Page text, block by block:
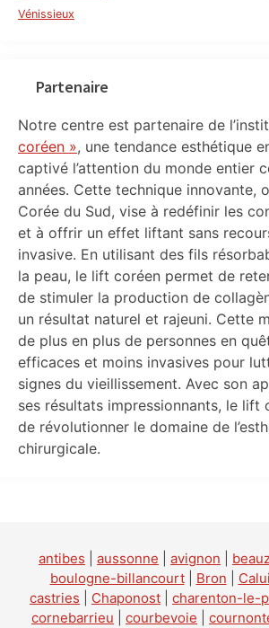
Vénissieux
Partenaire
Notre centre est partenaire de
coréen », une tendance esthétique
captivé l’attention du monde entier
années. Cette technique innovante,
Corée du Sud, vise à redéfinir les
et à offrir un effet liftant sans
invasive. En utilisant des fils
la peau, le lift coréen permet de
de stimuler la production de
un résultat naturel et rajeuni. Cette
de plus en plus de personnes en
efficaces et moins invasives pour
signes du vieillissement. Avec son
ses résultats impressionnants, le lift
de révolutionner le domaine de
chirurgicale.
antibes aussonne avignon
boulogne-billancourt| Bron
castries
Chaponost charenton-le-
cornebarrieu
courbevoie